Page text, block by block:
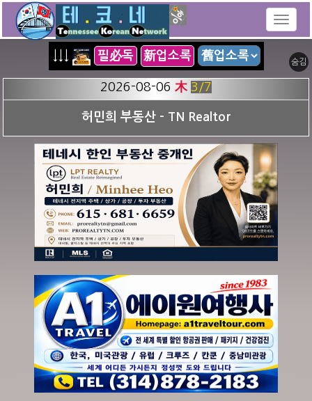
숨김
필必독 新업소록
2026-08-06 木 3 /7
허민희 부동산 - TN Realtor